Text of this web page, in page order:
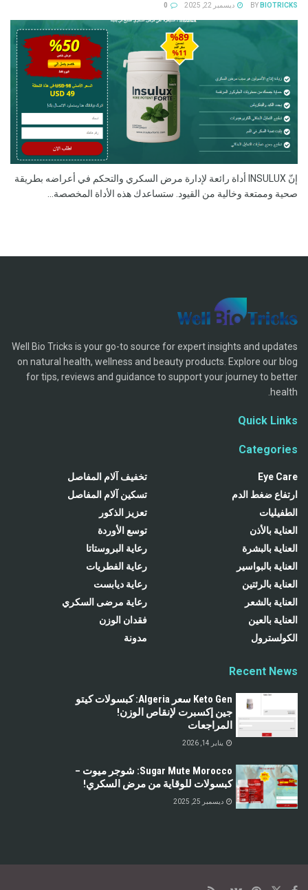
BY BIOTRICKS ديسمبر 22, 2025
إنّ INSULUX أداة رائعة لإدارة مرض السكري والتحكم في أعراضه بطريقة
صحية وممتعة وخالية من القيود. ستساعدك هذه الأداة المخصصة...
Well Bio Tricks is your go-to source for expert insights and updates
on natural health, wellness and beauty products. Explore our blog
for tips, reviews and guidance to support your journey to better
health.
Quick Links
Categories
Eye Care
ارتفاع ضغط الدم
الطفيليات
العناية بالأذن
العناية بالبشرة
العناية بالبواسير
العناية بالرئتين
العناية بالشعر
العناية بالعين
الكولسترول
تخفيف آلام المفاصل
تسكين آلام المفاصل
تعزيز الذكور
توسع الأوردة
رعاية البروستاتا
رعاية الفطريات
رعاية ديابست
رعاية مرضى السكري
فقدان الوزن
مدونة
Recent News
Keto Gen سعر Algeria: كبسولات كيتو
جين إكسبرت لإنقاص الوزن!
المراجعات
يناير 14, 2026
Sugar Mute Morocco: شوجر ميوت –
كبسولات للوقاية من مرض السكري!
ديسمبر 25, 2025